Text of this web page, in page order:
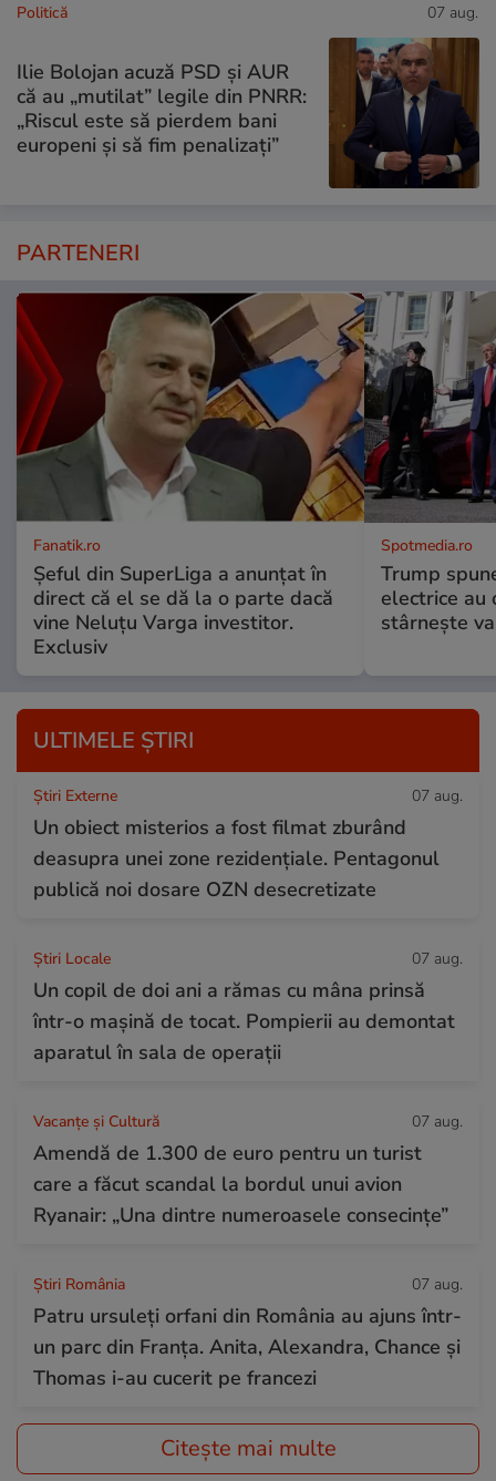
Politică 07 aug.
Ilie Bolojan acuză PSD și AUR
că au „mutilat” legile din PNRR:
„Riscul este să pierdem bani
europeni și să fim penalizați”
PARTENERI
Fanatik.ro
Șeful din SuperLiga a anunțat în
direct că el se dă la o parte dacă
vine Neluțu Varga investitor.
Exclusiv
Spotmedia.ro
Trump
electrice au
stârnește
ULTIMELE ȘTIRI
Știri Externe 07 aug.
Un obiect misterios a fost filmat zburând
deasupra unei zone rezidențiale. Pentagonul
publică noi dosare OZN desecretizate
Știri Locale 07 aug.
Un copil de doi ani a rămas cu mâna prinsă
într-o mașină de tocat. Pompierii au demontat
aparatul în sala de operații
Vacanțe și Cultură 07 aug.
Amendă de 1.300 de euro pentru un turist
care a făcut scandal la bordul unui avion
Ryanair: „Una dintre numeroasele consecințe”
Știri România 07 aug.
Patru ursuleți orfani din România au ajuns într-
un parc din Franța. Anita, Alexandra, Chance și
Thomas i-au cucerit pe francezi
Citește mai multe